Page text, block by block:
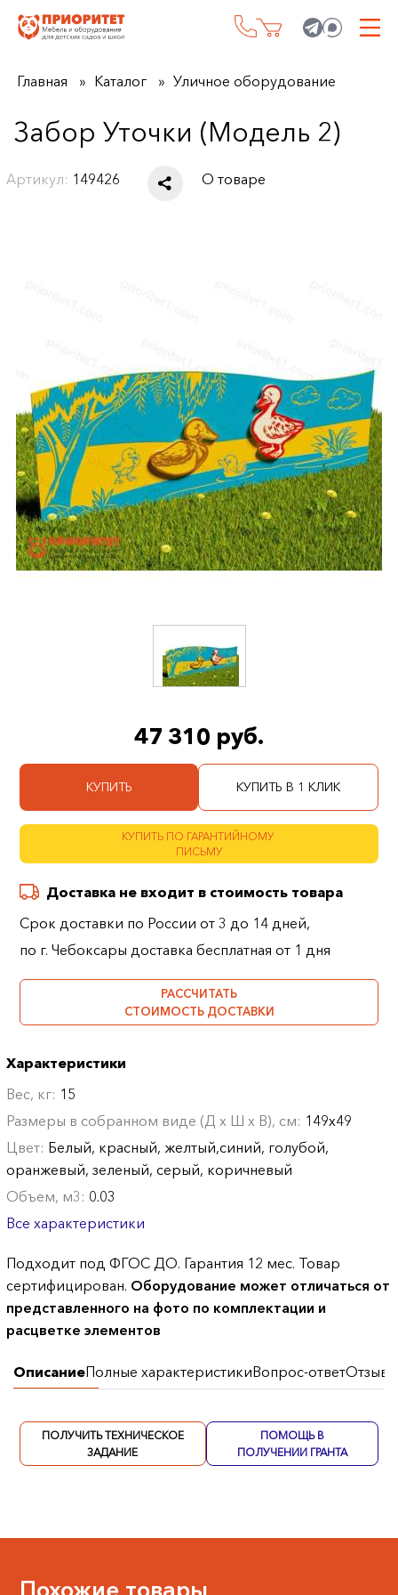
Главная Каталог Уличное оборудование
Забор Уточки (Модель 2)
Артикул: 149426 О товаре
47 310 руб.
КУПИТЬ КУПИТЬ В 1 КЛИК
КУПИТЬ ПО ГАРАНТИЙНОМУ
ПИСЬМУ
Доставка не входит в стоимость товара
Срок доставки по России от 3 до 14 дней,
по г. Чебоксары доставка бесплатная от 1 дня
РАССЧИТАТЬ
СТОИМОСТЬ ДОСТАВКИ
Характеристики
Вес, кг: 15
Размеры в собранном виде (Д х Ш х В), см: 149х49
Цвет: Белый, красный, желтый,синий, голубой,
оранжевый, зеленый, серый, коричневый
Объем, м3: 0.03
Все характеристики
Подходит под ФГОС ДО. Гарантия 12 мес. Товар
сертифицирован. Оборудование может отличаться от
представленного на фото по комплектации и
расцветке элементов
ОписаниеПолные характеристикиВопрос-ответОтзывы
ПОЛУЧИТЬ ТЕХНИЧЕСКОЕ
ЗАДАНИЕ
ПОМОЩЬ В
ПОЛУЧЕНИИ ГРАНТА